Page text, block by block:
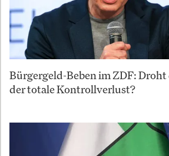
Bürgergeld-Beben im ZDF:
der totale Kontrollverlust?